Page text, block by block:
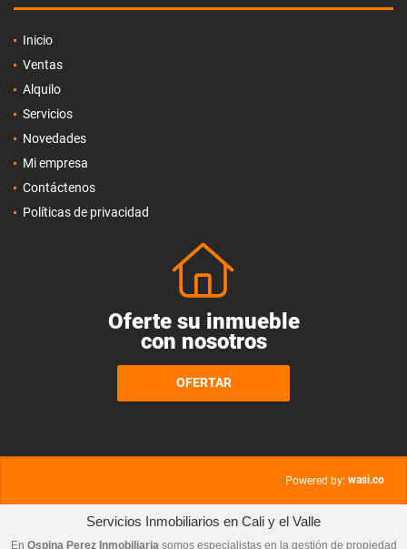
Inicio
Ventas
Alquilo
Servicios
Novedades
Mi empresa
Contáctenos
Políticas de privacidad
Oferte su inmueble
con nosotros
OFERTAR
Powered by: wasi.co
Servicios Inmobiliarios en Cali y el Valle
En Ospina Perez Inmobiliariasomos especialistas en la gestión de propiedad